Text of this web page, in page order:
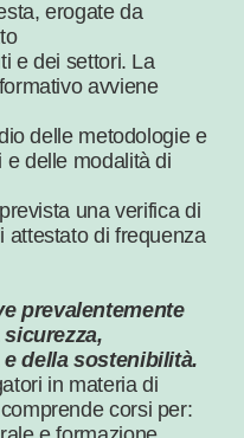
erogate da
e dei settori. La
avviene
delle metodologie e
delle modalità di
una verifica di
attestato di frequenza
prevalentemente
della sostenibilità.
in materia di
corsi per: